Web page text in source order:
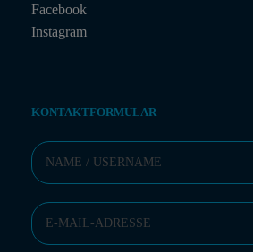
Facebook
Instagram
KONTAKTFORMULAR